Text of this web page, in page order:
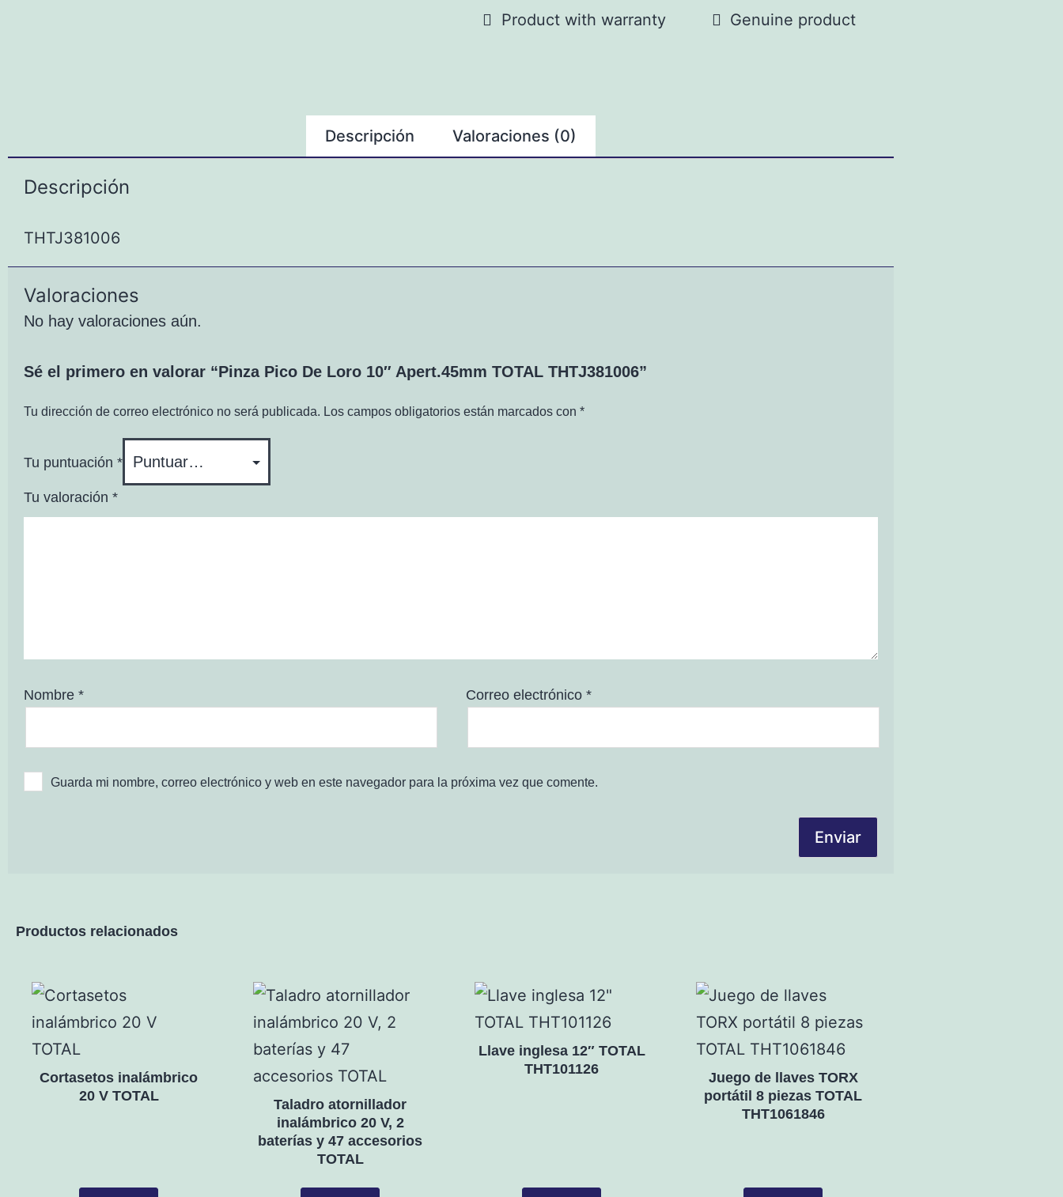
Product with warranty Genuine product
Descripción Valoraciones (0)
Descripción
THTJ381006
Valoraciones
No hay valoraciones aún.
Sé el primero en valorar “Pinza Pico De Loro 10″ Apert.45mm TOTAL THTJ381006”
Tu dirección de correo electrónico no será publicada. Los campos obligatorios están marcados con *
Tu puntuación *
Tu valoración *
Nombre * Correo electrónico *
Guarda mi nombre, correo electrónico y web en este navegador para la próxima vez que comente.
Productos relacionados
Cortasetos inalámbrico
20 V TOTAL
Taladro atornillador
inalámbrico 20 V, 2
baterías y 47 accesorios
TOTAL
Llave inglesa 12″ TOTAL
THT101126
Juego de llaves TORX
portátil 8 piezas TOTAL
THT1061846